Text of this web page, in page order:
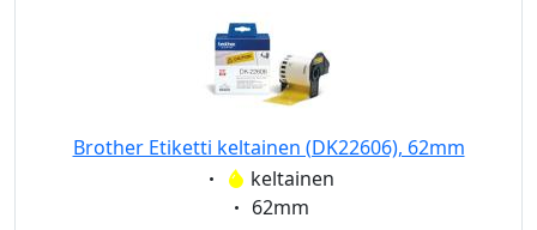
Brother Etiketti keltainen (DK22606), 62mm
Eigenschaft:
keltainen
Eigenschaft:
62mm